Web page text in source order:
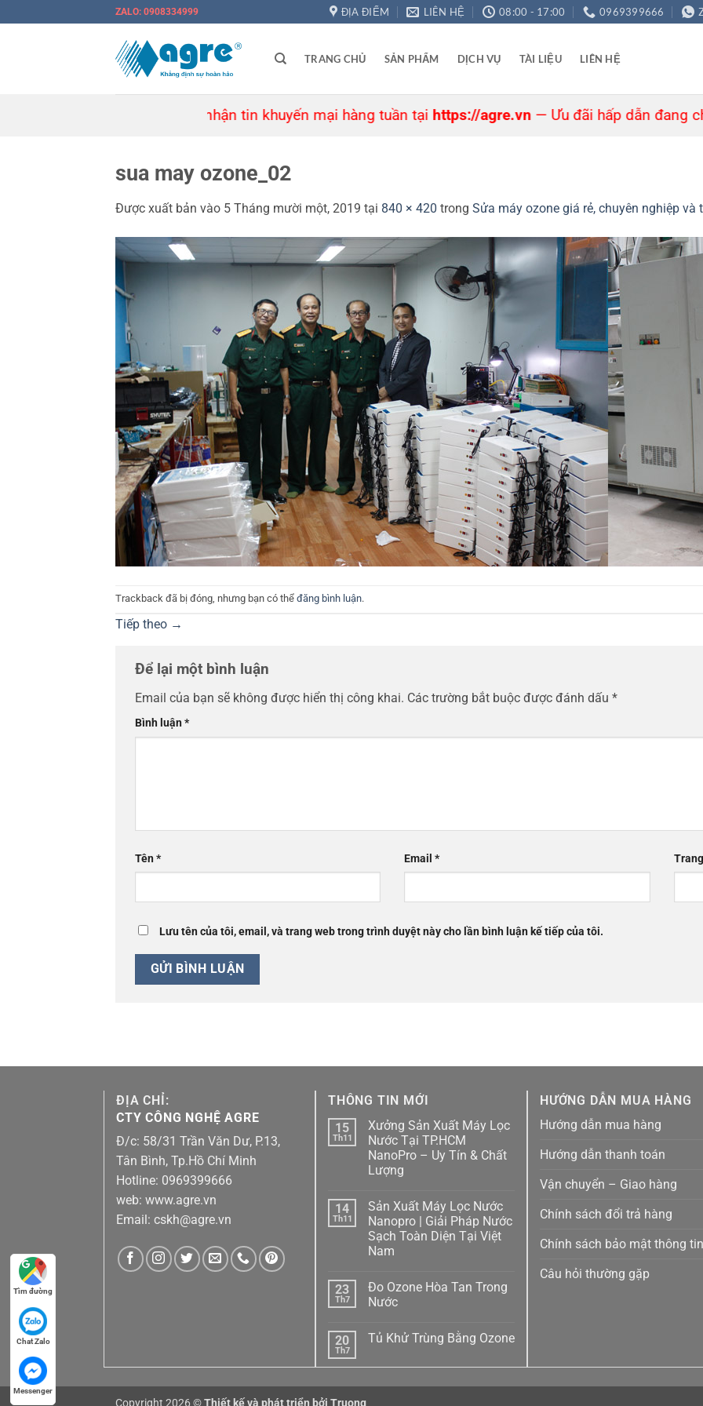
ZALO: 0908334999 ĐỊA ĐIỂM LIÊN HỆ 08:00 - 17:00 0969399666
TRANG CHỦ SẢN PHẨM DỊCH VỤ TÀI LIỆU LIÊN HỆ
🎉 Đăng ký nhận tin khuyến mại hàng tuần tạihttps://agre.vn— Ưu đãi hấp dẫn đang chờ
sua may ozone_02
Được xuất bản vào 5 Tháng mười một, 2019 tại 840 × 420 trong Sửa máy ozone giá rẻ, chuyên nghiệp và
Trackback đã bị đóng, nhưng bạn có thể đăng bình luận.
Tiếp theo →
Để lại một bình luận
Email của bạn sẽ không được hiển thị công khai. Các trường bắt buộc được đánh dấu *
Bình luận*
Tên* Email*
Lưu tên của tôi, email, và trang web trong trình duyệt này cho lần bình luận kế tiếp của tôi.
ĐỊA CHỈ:
CTY CÔNG NGHỆ AGRE
Đ/c: 58/31 Trần Văn Dư, P.13,
Tân Bình, Tp.Hồ Chí Minh
Hotline: 0969399666
web: www.agre.vn
Email: cskh@agre.vn
THÔNG TIN MỚI
15
Th11
Xưởng Sản Xuất Máy Lọc
Nước Tại TP.HCM
NanoPro – Uy Tín & Chất
Lượng
bình
luận
ở
Xưởng
Sản
Xuất
Nước
Tại
TP.HCM
Chất
14
Th11
Sản Xuất Máy Lọc Nước
Nanopro | Giải Pháp Nước
Sạch Toàn Diện Tại Việt
Nam
bình
luận
ở
Máy
Nanopro
Giải
23
Th7
Đo Ozone Hòa Tan Trong
Nước
bình
Đo
Hòa
20
Th7
Tủ Khử Trùng Bằng Ozone
có
luận
HƯỚNG DẪN MUA HÀNG
Hướng dẫn mua hàng
Hướng dẫn thanh toán
Vận chuyển – Giao hàng
Chính sách đổi trả hàng
Chính sách bảo mật thông tin
Câu hỏi thường gặp
Copyright 2026 ©Thiết kế và phát triển bởi Truong
Tìm đường
Chat Zalo
Messenger